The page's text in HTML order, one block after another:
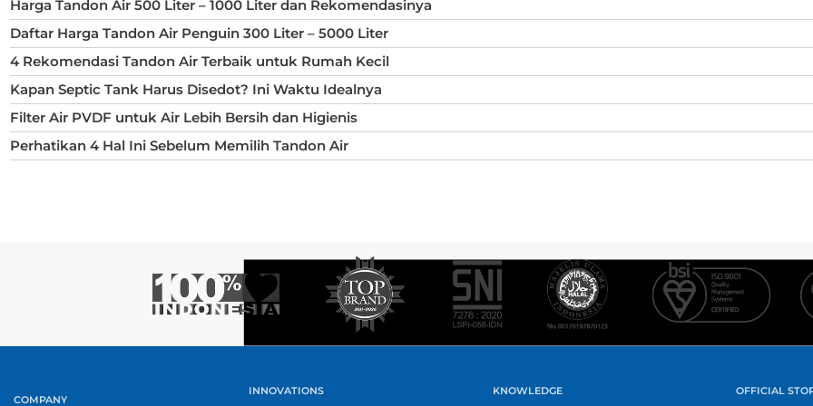
Harga Tandon Air 500 Liter – 1000 Liter dan Rekomendasinya
Daftar Harga Tandon Air Penguin 300 Liter – 5000 Liter
4 Rekomendasi Tandon Air Terbaik untuk Rumah Kecil
Kapan Septic Tank Harus Disedot? Ini Waktu Idealnya
Filter Air PVDF untuk Air Lebih Bersih dan Higienis
Perhatikan 4 Hal Ini Sebelum Memilih Tandon Air
COMPANY
INNOVATIONS KNOWLEDGE OFFICIAL